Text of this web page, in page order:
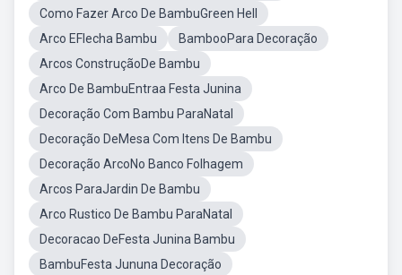
Como Fazer Arco De BambuGreen Hell
Arco EFlecha Bambu
BambooPara Decoração
Arcos ConstruçãoDe Bambu
Arco De BambuEntraa Festa Junina
Decoração Com Bambu ParaNatal
Decoração DeMesa Com Itens De Bambu
Decoração ArcoNo Banco Folhagem
Arcos ParaJardin De Bambu
Arco Rustico De Bambu ParaNatal
Decoracao DeFesta Junina Bambu
BambuFesta Jununa Decoração